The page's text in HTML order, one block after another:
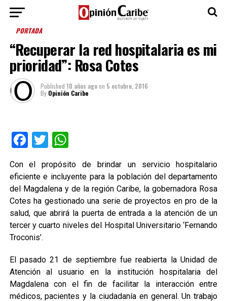
PORTADA
“Recuperar la red hospitalaria es mi
prioridad”: Rosa Cotes
Published 10 años agoon 5 octubre, 2016
By Opinión Caribe
Facebook
TwitterWhatsApp
Con el propósito de brindar un servicio hospitalario
eficiente e incluyente para la población del departamento
del Magdalena y de la región Caribe, la gobernadora Rosa
Cotes ha gestionado una serie de proyectos en pro de la
salud, que abrirá la puerta de entrada a la atención de un
tercer y cuarto niveles del Hospital Universitario ‘Fernando
Troconis’.
El pasado 21 de septiembre fue reabierta la Unidad de
Atención al usuario en la institución hospitalaria del
Magdalena con el fin de facilitar la interacción entre
médicos, pacientes y la ciudadanía en general. Un trabajo